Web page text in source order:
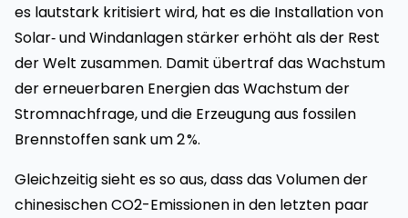
es lautstark kritisiert wird, hat es die Installation von
Solar‑ und Windanlagen stärker erhöht als der Rest
der Welt zusammen. Damit übertraf das Wachstum
der erneuerbaren Energien das Wachstum der
Stromnachfrage, und die Erzeugung aus fossilen
Brennstoffen sank um 2 %.
Gleichzeitig sieht es so aus, dass das Volumen der
chinesischen CO2-Emissionen in den letzten paar